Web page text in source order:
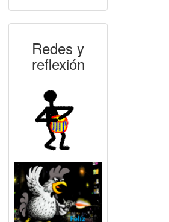
Redes y
reflexión